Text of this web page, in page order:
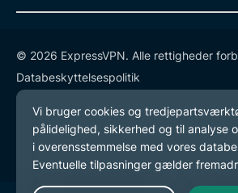
© 2026 ExpressVPN. Alle rettigheder
Databeskyttelsespolitik
Tjenestevilkår
Cookie-præferencer